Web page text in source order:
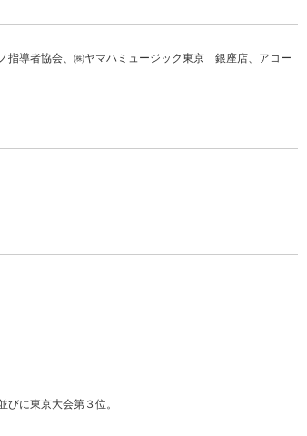
導者協会、㈱ヤマハミュージック東京 銀座店、アコー
に東京大会第３位。